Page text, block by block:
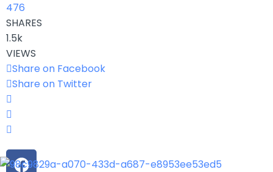
476
SHARES
1.5k
VIEWS
Share on Facebook
Share on Twitter